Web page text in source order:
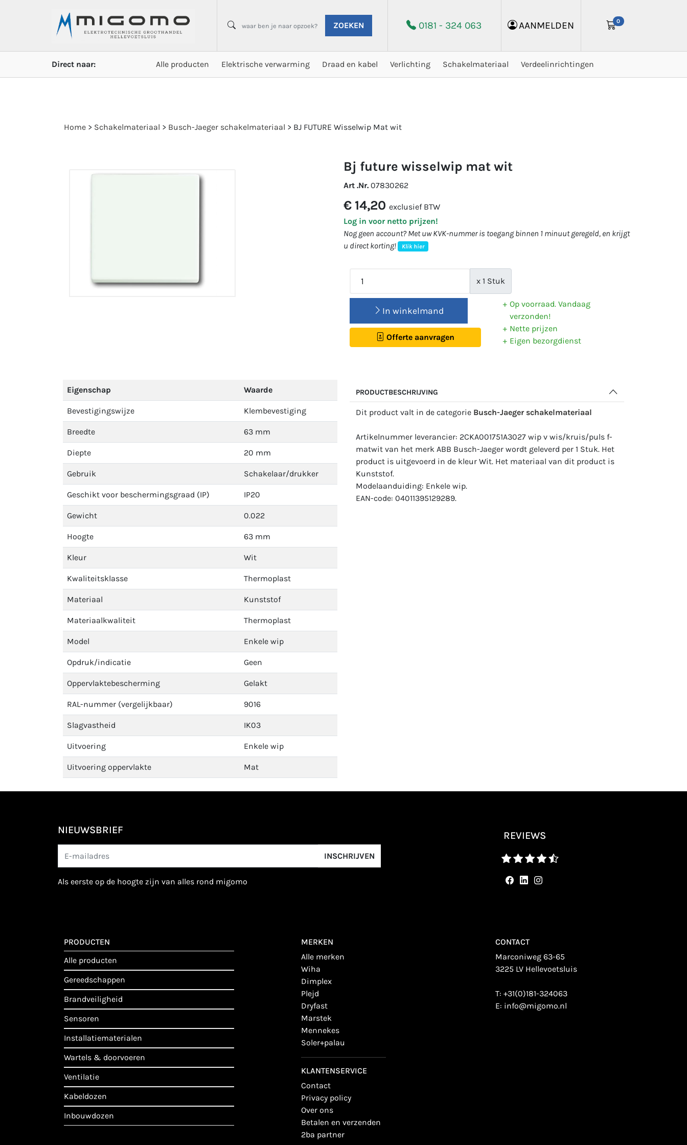
ZOEKEN 0181 - 324 063 AANMELDEN 0
Direct naar: Alle producten Elektrische verwarming Draad en kabel Verlichting Schakelmateriaal Verdeelinrichtingen
Home > Schakelmateriaal > Busch-Jaeger schakelmateriaal > BJ FUTURE Wisselwip Mat wit
bj future wisselwip mat wit
Art .Nr. 07830262
€ 14,20 exclusief BTW
Log in voor netto prijzen!
Nog geen account? Met uw KVK-nummer is toegang binnen 1 minuut geregeld, en krijgt
u direct korting!
Klik hier
x 1 Stuk
In winkelmand
Offerte aanvragen
Op voorraad. Vandaag
verzonden!
Nette prijzen
Eigen bezorgdienst
Eigenschap Waarde
Bevestigingswijze Klembevestiging
Breedte 63 mm
Diepte 20 mm
Gebruik Schakelaar/drukker
Geschikt voor beschermingsgraad (IP) IP20
Gewicht 0.022
Hoogte 63 mm
Kleur Wit
Kwaliteitsklasse Thermoplast
Materiaal Kunststof
Materiaalkwaliteit Thermoplast
Model Enkele wip
Opdruk/indicatie Geen
Oppervlaktebescherming Gelakt
RAL-nummer (vergelijkbaar) 9016
Slagvastheid IK03
Uitvoering Enkele wip
Uitvoering oppervlakte Mat
PRODUCTBESCHRIJVING
Dit product valt in de categorie Busch-Jaeger schakelmateriaal
Artikelnummer leverancier: 2CKA001751A3027 wip v wis/kruis/puls f-
matwit van het merk ABB Busch-Jaeger wordt geleverd per 1 Stuk. Het
product is uitgevoerd in de kleur Wit. Het materiaal van dit product is
Kunststof.
Modelaanduiding: Enkele wip.
EAN-code: 04011395129289.
NIEUWSBRIEF
INSCHRIJVEN
als eerste op de hoogte zijn van alles rond migomo
REVIEWS
PRODUCTEN
alle producten
gereedschappen
brandveiligheid
sensoren
installatiematerialen
wartels & doorvoeren
ventilatie
kabeldozen
inbouwdozen
MERKEN
alle merken
wiha
dimplex
plejd
dryfast
marstek
mennekes
soler+palau
KLANTENSERVICE
contact
privacy policy
over ons
betalen en verzenden
2ba partner
CONTACT
Marconiweg 63-65
3225 LV Hellevoetsluis
T:+31(0)181-324063
E: info@migomo.nl